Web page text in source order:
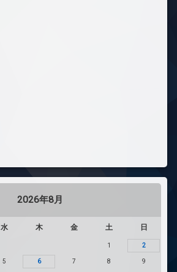
2026年8月
水 木 金 土 日
1 2
5 6 7 8 9